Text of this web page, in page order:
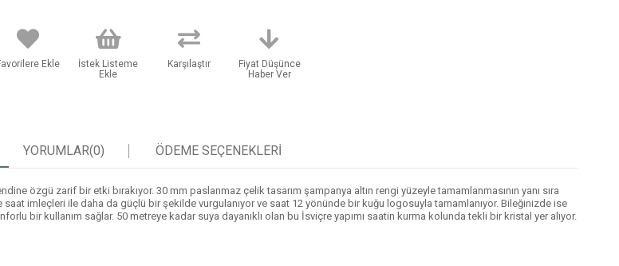
Ekle
İstek Listeme
Ekle
Karşılaştır
Fiyat Düşünce
Haber Ver
YORUMLAR(0) ÖDEME SEÇENEKLERI
özgü zarif bir etki bırakıyor. 30 mm paslanmaz çelik tasarım şampanya altın rengi yüzeyle tamamlanmasının yanı sıra
imleçleri ile daha da güçlü bir şekilde vurgulanıyor ve saat 12 yönünde bir kuğu logosuyla tamamlanıyor. Bileğinizde ise
bir kullanım sağlar. 50 metreye kadar suya dayanıklı olan bu İsviçre yapımı saatin kurma kolunda tekli bir kristal yer alıyor.